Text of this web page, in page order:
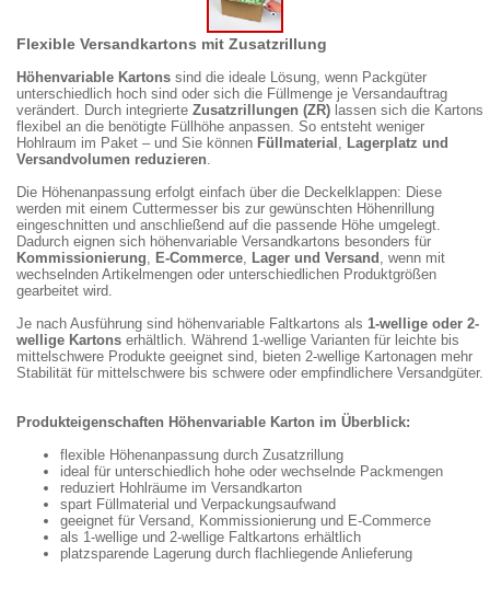
Flexible Versandkartons mit Zusatzrillung
Höhenvariable Kartons sind die ideale Lösung, wenn Packgüter
unterschiedlich hoch sind oder sich die Füllmenge je Versandauftrag
verändert. Durch integrierte Zusatzrillungen (ZR) lassen sich die Kartons
flexibel an die benötigte Füllhöhe anpassen. So entsteht weniger
Hohlraum im Paket – und Sie können Füllmaterial
Lagerplatz und
Versandvolumen reduzieren
Die Höhenanpassung erfolgt einfach über die Deckelklappen: Diese
werden mit einem Cuttermesser bis zur gewünschten Höhenrillung
eingeschnitten und anschließend auf die passende Höhe umgelegt.
Dadurch eignen sich höhenvariable Versandkartons besonders für
Kommissionierung
E-Commerce Lager und Versand
, wenn mit
wechselnden Artikelmengen oder unterschiedlichen Produktgrößen
gearbeitet wird.
Je nach Ausführung sind höhenvariable Faltkartons als 1-wellige oder 2-
wellige Kartons erhältlich. Während 1-wellige Varianten für leichte bis
mittelschwere Produkte geeignet sind, bieten 2-wellige Kartonagen mehr
Stabilität für mittelschwere bis schwere oder empfindlichere Versandgüter.
Produkteigenschaften Höhenvariable Karton im Überblick:
flexible Höhenanpassung durch Zusatzrillung
ideal für unterschiedlich hohe oder wechselnde Packmengen
reduziert Hohlräume im Versandkarton
spart Füllmaterial und Verpackungsaufwand
geeignet für Versand, Kommissionierung und E-Commerce
als 1-wellige und 2-wellige Faltkartons erhältlich
platzsparende Lagerung durch flachliegende Anlieferung